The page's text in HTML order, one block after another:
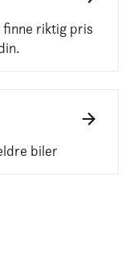
riktig pris
biler